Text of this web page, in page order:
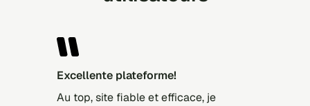
Excellente plateforme!
Au top, site fiable et efficace, je